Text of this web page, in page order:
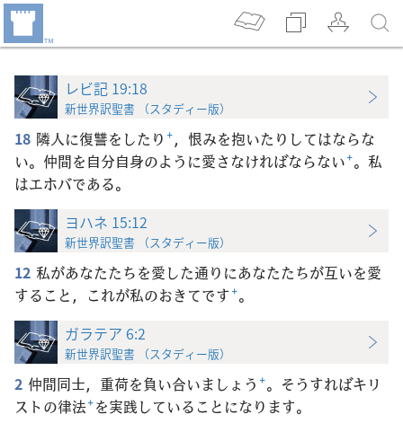
レビ記 19:18
新世界訳聖書 （スタディー版）
18 隣人に復讐をしたり +，恨みを抱いたりしてはならな
い。仲間を自分自身のように愛さなければならない+。私
はエホバである。
ヨハネ 15:12
新世界訳聖書 （スタディー版）
12 私があなたたちを愛した通りにあなたたちが互いを愛
すること，これが私のおきてです+。
ガラテア 6:2
新世界訳聖書 （スタディー版）
2 仲間同士，重荷を負い合いましょう +。そうすればキリ
ストの律法+を実践していることになります。